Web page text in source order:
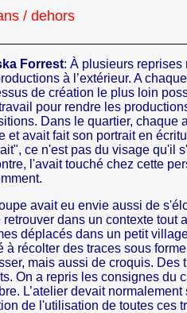
/ dehors
Forrest: À plusieurs
à l’extérieur. A
de création le plus loin
pour rendre les
Dans le quartier, chaque
et avait fait son portrait en
ce n'est pas du visage qu'il
l'avait touché chez cette
avait eu envie aussi de
retrouver dans un contexte tout
déplacés dans un petit
à récolter des traces sous
mais aussi de croquis. Des
On a repris les consignes du
L’atelier devait
de l'utilisation de toutes ces